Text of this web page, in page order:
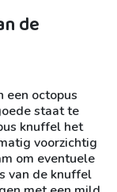
de
een octopus
staat te
knuffel het
voorzichtig
om eventuele
van de knuffel